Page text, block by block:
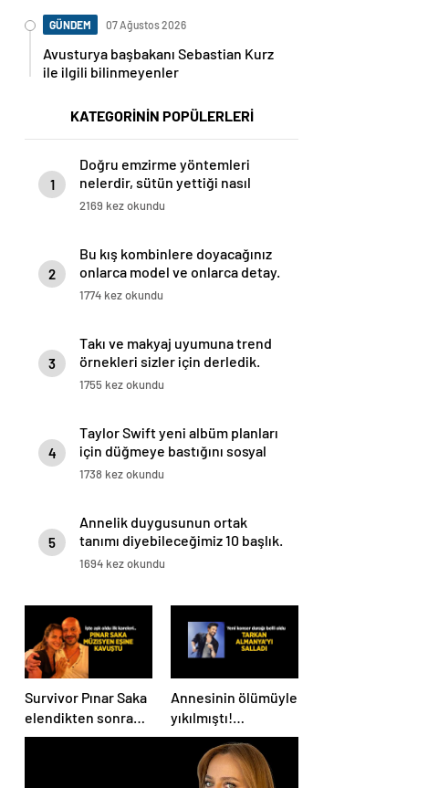
GÜNDEM 07 Ağustos 2026
Avusturya başbakanı Sebastian Kurz
ile ilgili bilinmeyenler
KATEGORİNİN POPÜLERLERİ
1
Doğru emzirme yöntemleri
nelerdir, sütün yettiği nasıl
anlaşılır?
2169 kez okundu
2
Bu kış kombinlere doyacağınız
onlarca model ve onlarca detay.
1774 kez okundu
3
Takı ve makyaj uyumuna trend
örnekleri sizler için derledik.
1755 kez okundu
4
Taylor Swift yeni albüm planları
için düğmeye bastığını sosyal
medyadan duyurdu!
1738 kez okundu
5
Annelik duygusunun ortak
tanımı diyebileceğimiz 10 başlık.
1694 kez okundu
Survivor Pınar Saka
elendikten sonra
eşine kavuştu! Aşk
Annesinin ölümüyle
yıkılmıştı!
Tarkan’dan konser
paylaşımı